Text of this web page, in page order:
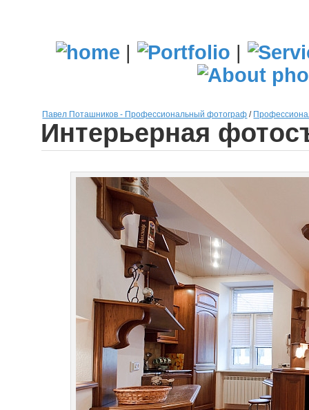
| |
Павел Поташников - Профессиональный фотограф /
Интерьерная